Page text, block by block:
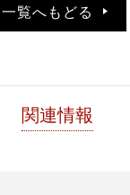
一覧へもどる
関連情報